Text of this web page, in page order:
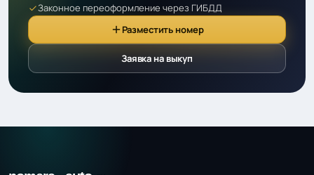
Законное переоформление через ГИБДД
Разместить номер
Заявка на выкуп